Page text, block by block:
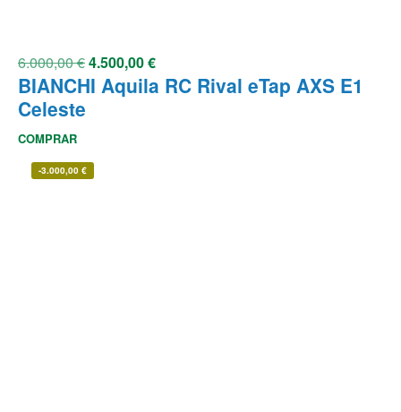
6.000,00€4.500,00€
BIANCHI Aquila RC Rival eTap AXS E1
Celeste
COMPRAR
-3.000,00 €